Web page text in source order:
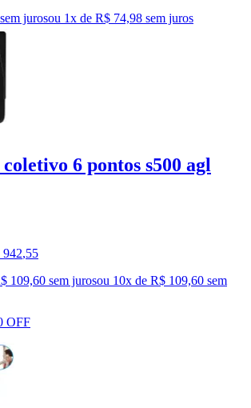
jurosou 1x de R$ 74,98 sem juros
6 pontos s500 agl
942,55
109,60 sem jurosou 10x de R$ 109,60 sem
OFF